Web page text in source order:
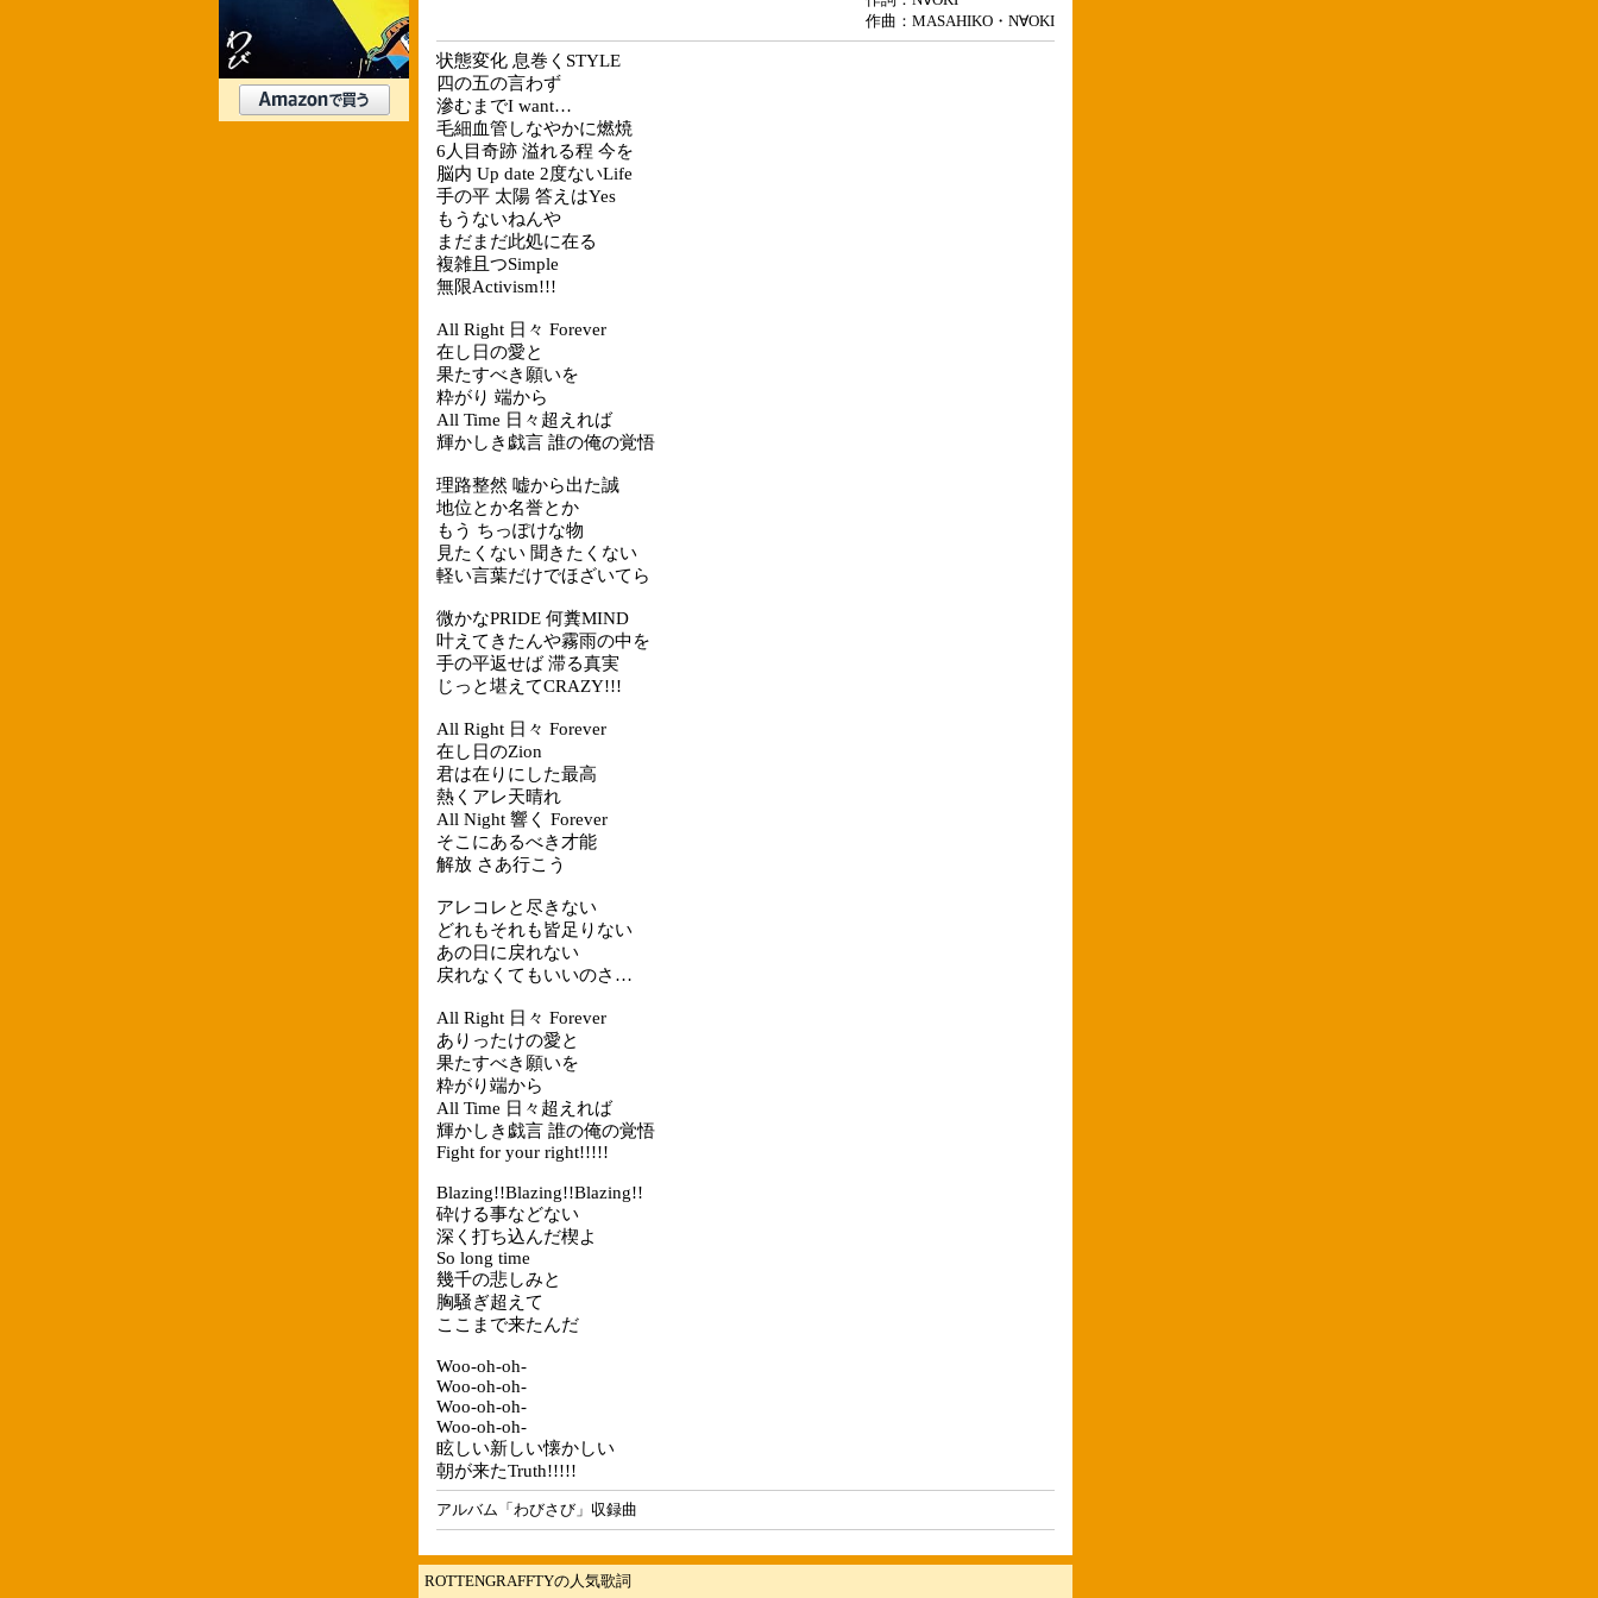
作曲：MASAHIKO・N∀OKI
状態変化 息巻くSTYLE
四の五の言わず
滲むまでI want…
毛細血管しなやかに燃焼
6人目奇跡 溢れる程 今を
脳内 Up date 2度ないLife
手の平 太陽 答えはYes
もうないねんや
まだまだ此処に在る
複雑且つSimple
無限Activism!!!
All Right 日々 Forever
在し日の愛と
果たすべき願いを
粋がり 端から
All Time 日々超えれば
輝かしき戯言 誰の俺の覚悟
理路整然 嘘から出た誠
地位とか名誉とか
もう ちっぽけな物
見たくない 聞きたくない
軽い言葉だけでほざいてら
微かなPRIDE 何糞MIND
叶えてきたんや霧雨の中を
手の平返せば 滞る真実
じっと堪えてCRAZY!!!
All Right 日々 Forever
在し日のZion
君は在りにした最高
熱くアレ天晴れ
All Night 響く Forever
そこにあるべき才能
解放 さあ行こう
アレコレと尽きない
どれもそれも皆足りない
あの日に戻れない
戻れなくてもいいのさ…
All Right 日々 Forever
ありったけの愛と
果たすべき願いを
粋がり端から
All Time 日々超えれば
輝かしき戯言 誰の俺の覚悟
Fight for your right!!!!!
Blazing!!Blazing!!Blazing!!
砕ける事などない
深く打ち込んだ楔よ
So long time
幾千の悲しみと
胸騒ぎ超えて
ここまで来たんだ
Woo-oh-oh-
Woo-oh-oh-
Woo-oh-oh-
Woo-oh-oh-
眩しい新しい懐かしい
朝が来たTruth!!!!!
アルバム「わびさび」収録曲
ROTTENGRAFFTYの人気歌詞